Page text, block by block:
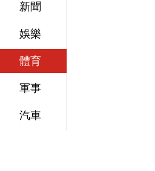
新聞
娛樂
體育
軍事
汽車